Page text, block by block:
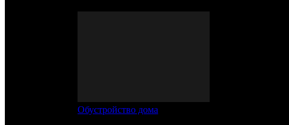
Обустройство дома